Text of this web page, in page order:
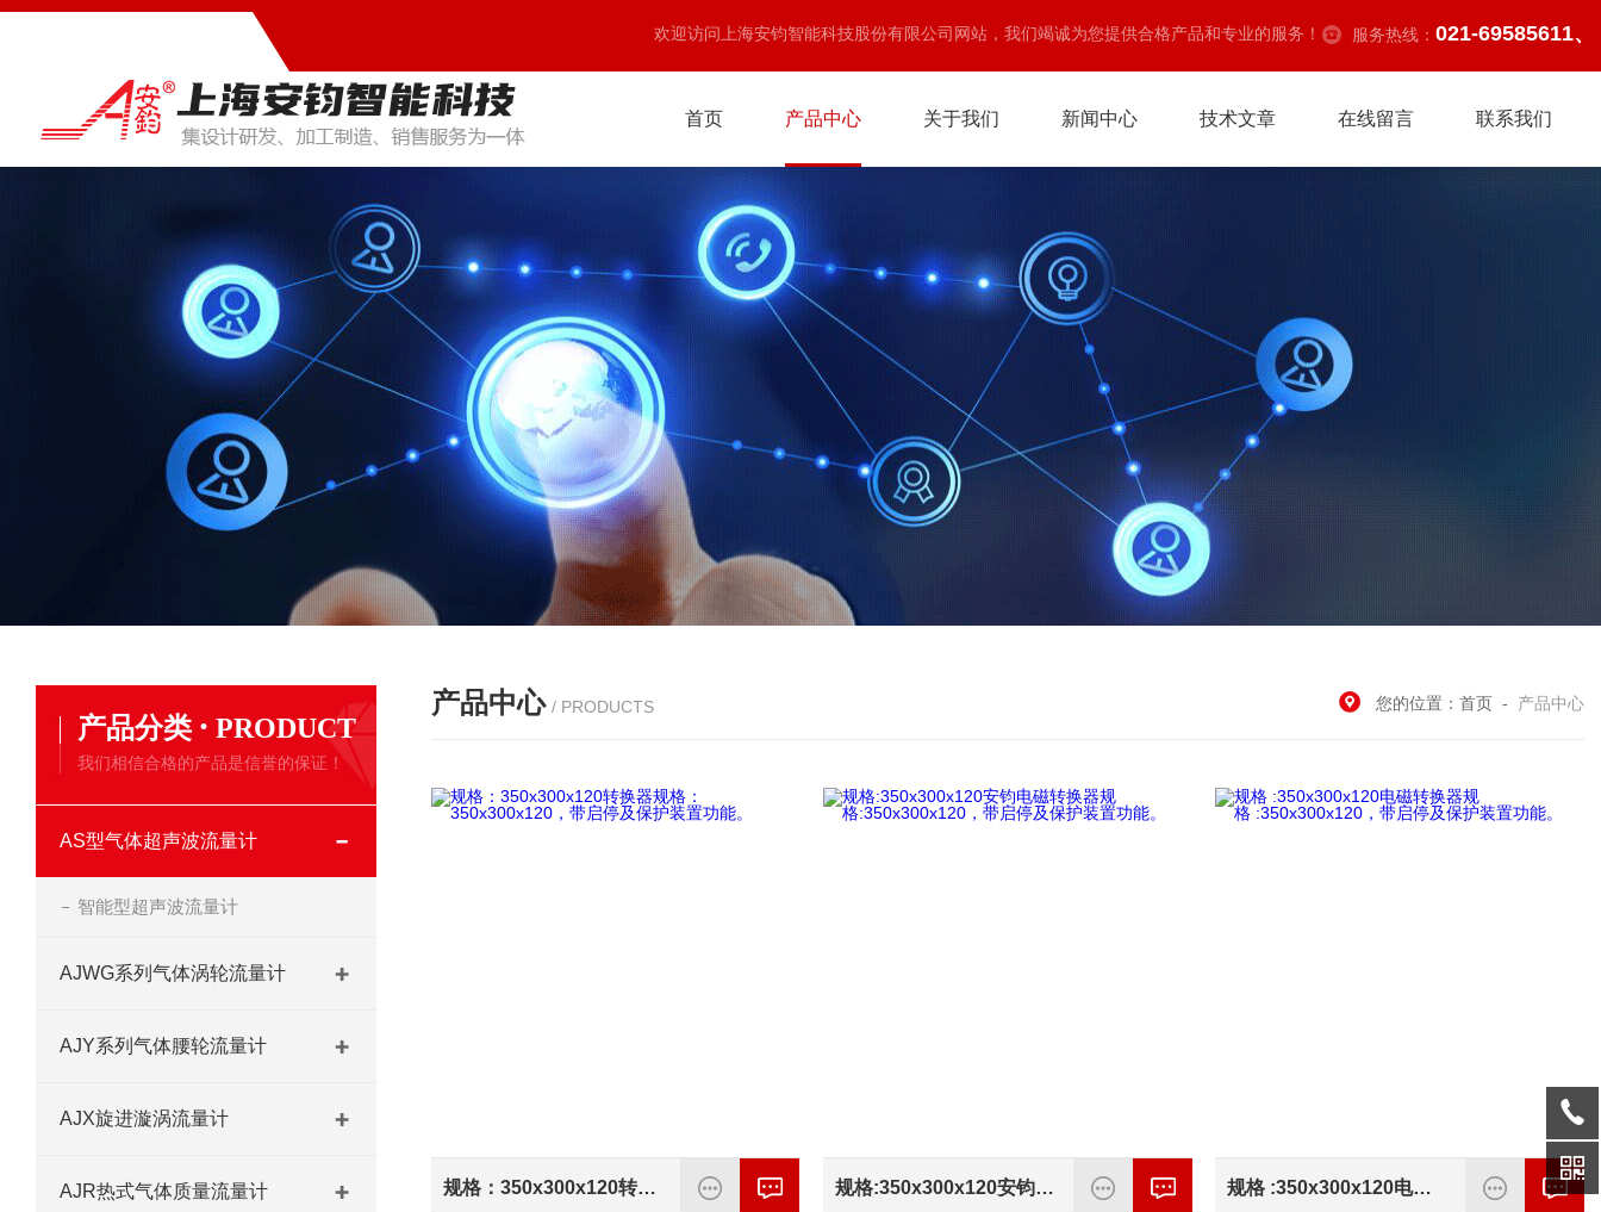
欢迎访问上海安钧智能科技股份有限公司网站，我们竭诚为您提供合格产品和专业的服务！ 服务热线： 021-69585611、
首页 产品中心 关于我们 新闻中心 技术文章 在线留言 联系我们
产品分类 · PRODUCT
我们相信合格的产品是信誉的保证！
AS型气体超声波流量计
智能型超声波流量计
AJWG系列气体涡轮流量计
AJY系列气体腰轮流量计
AJX旋进漩涡流量计
AJR热式气体质量流量计
产品中心 / PRODUCTS 您的位置： 首页 - 产品中心
规格：350x300x120转换器规格：350x300x120，带启停及保护装置功能。 规格:350x300x120安钧电磁转换器规格:350x300x120，带启停及保护装置功能。 规格 :350x300x120电磁转换器规格 :350x300x120，带启停及保护装置功能。